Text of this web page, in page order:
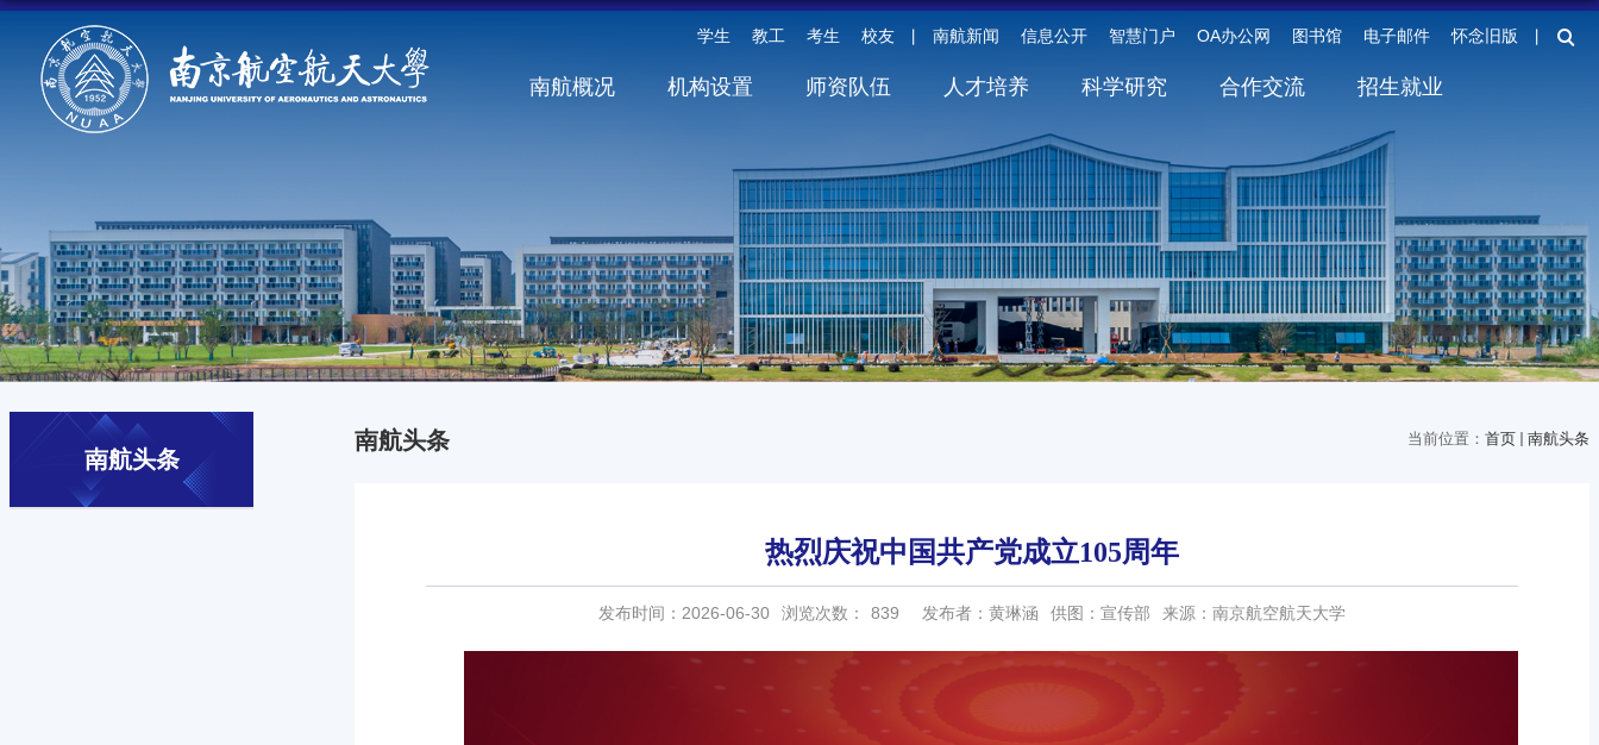
南航新闻 信息公开 智慧门户 OA办公网 图书馆 电子邮件 怀念旧版
学生 教工 考生 校友
南航概况 机构设置 师资队伍 人才培养 科学研究 合作交流 招生就业
南航头条
当前位置： 首页 南航头条
南航头条
热烈庆祝中国共产党成立105周年
发布时间：2026-06-30 浏览次数： 839 发布者：黄琳涵 供图：宣传部 来源：南京航空航天大学